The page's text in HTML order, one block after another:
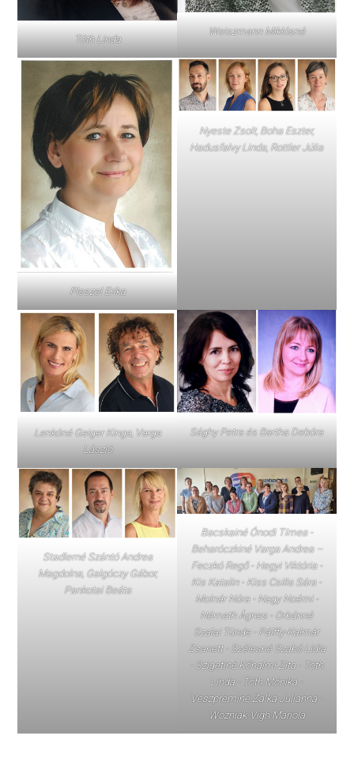
Tóth Linda
Weiszmann Miklósné
Pleszel Erika
Nyeste Zsolt, Boha Eszter,
Hadusfalvy Linda, Rottler Júlia
Lenkóné Geiger Kinga, Varga
László
Sághy Petra és Bartha Debóra
Stadlerné Szántó Andrea
Magdolna, Galgóczy Gábor,
Pankotai Beáta
Bacskainé Ónodi Tímea -
Beharóczkiné Varga Andrea –
Feczkó Regő - Hegyi Viktória -
Kis Katalin - Kiss Csilla Sára -
Molnár Nóra - Nagy Noémi -
Németh Ágnes - Orbánné
Szalai Tünde - Pálffy-Kalmár
Zsanett - Szélesné Szabó Lídia
- Szigetiné Kőhalmi Zita - Tóth
Linda - Tóth Mónika -
Veszpréminé Zalka Julianna -
Wozniak-Vigh Mariola